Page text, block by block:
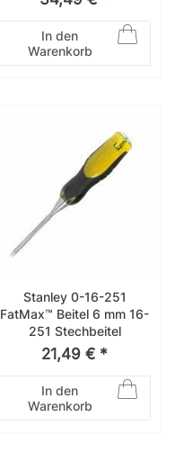
In den
Warenkorb
Stanley 0-16-251
FatMax™ Beitel 6 mm 16-
251 Stechbeitel
21,49 € *
In den
Warenkorb